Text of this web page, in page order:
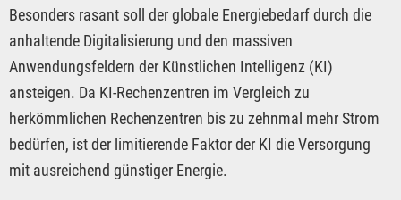
Besonders rasant soll der globale Energiebedarf durch die
anhaltende Digitalisierung und den massiven
Anwendungsfeldern der Künstlichen Intelligenz (KI)
ansteigen. Da KI-Rechenzentren im Vergleich zu
herkömmlichen Rechenzentren bis zu zehnmal mehr Strom
bedürfen, ist der limitierende Faktor der KI die Versorgung
mit ausreichend günstiger Energie.